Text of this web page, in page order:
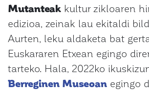
Mutanteak kultur zikloaren
edizioa, zeinak lau ekitaldi
Aurten, leku aldaketa bat
Euskararen Etxean egingo
tarteko. Hala, 2022ko
Berreginen Museoan egingo